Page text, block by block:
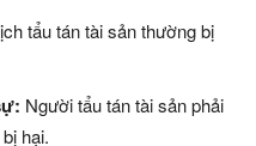
tẩu tán tài sản thường bị
Người tẩu tán tài sản phải
hại.